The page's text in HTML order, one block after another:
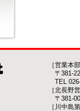
［営業本
〒381-
TEL
［北長野
〒381-
［川中島